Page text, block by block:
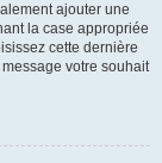
ajouter une
la case appropriée
cette dernière
votre souhait